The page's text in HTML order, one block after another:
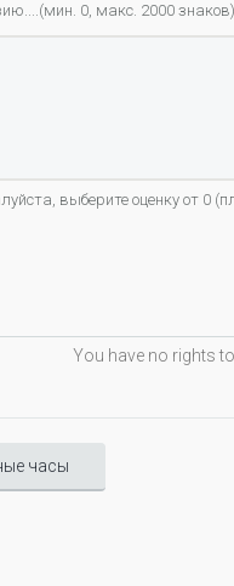
0, макс. 2000 знаков)
выберите оценку от 0
You have no rights
часы